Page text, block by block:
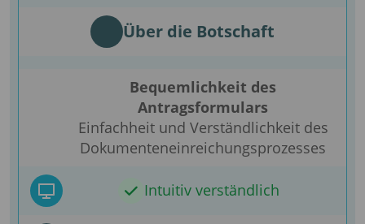
Über die Botschaft
Bequemlichkeit des
Antragsformulars
Einfachheit und Verständlichkeit des
Dokumenteneinreichungsprozesses
Intuitiv verständlich